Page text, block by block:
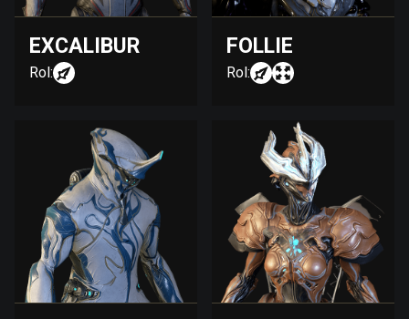
EXCALIBUR
Rol:
FOLLIE
Rol: